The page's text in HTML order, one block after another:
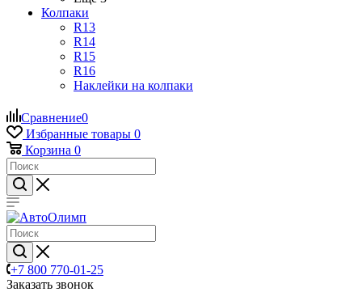
Колпаки
R13
R14
R15
R16
Наклейки на колпаки
Сравнение0
Избранные товары 0
Корзина 0
+7 800 770-01-25
Заказать звонок